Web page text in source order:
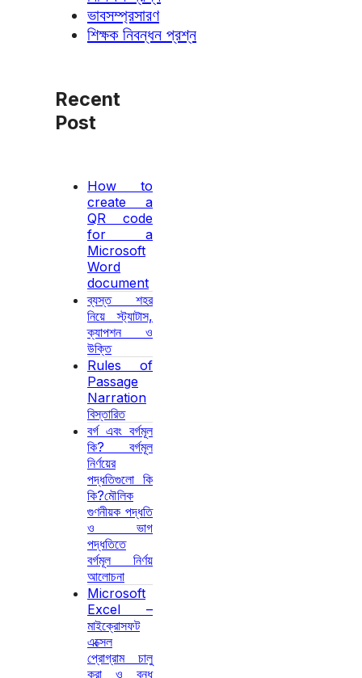
ভাবসম্প্রসারণ
শিক্ষক নিবন্ধন প্রশ্ন
Recent
Post
How to
create a
QR code
for a
Microsoft
Word
document
ব্যস্ত শহর
নিয়ে স্ট্যাটাস,
ক্যাপশন ও
উক্তি
Rules of
Passage
Narration
বিস্তারিত
বর্গ এবং বর্গমূল
কি? বর্গমূল
নির্ণয়ের
পদ্ধতিগুলো কি
কি?মৌলিক
গুণনীয়ক পদ্ধতি
ও ভাগ
পদ্ধতিতে
বর্গমূল নির্ণয়
আলোচনা
Microsoft
Excel –
মাইক্রোসফট
এক্সেল
প্রোগ্রাম চালু
করা ও বন্ধ